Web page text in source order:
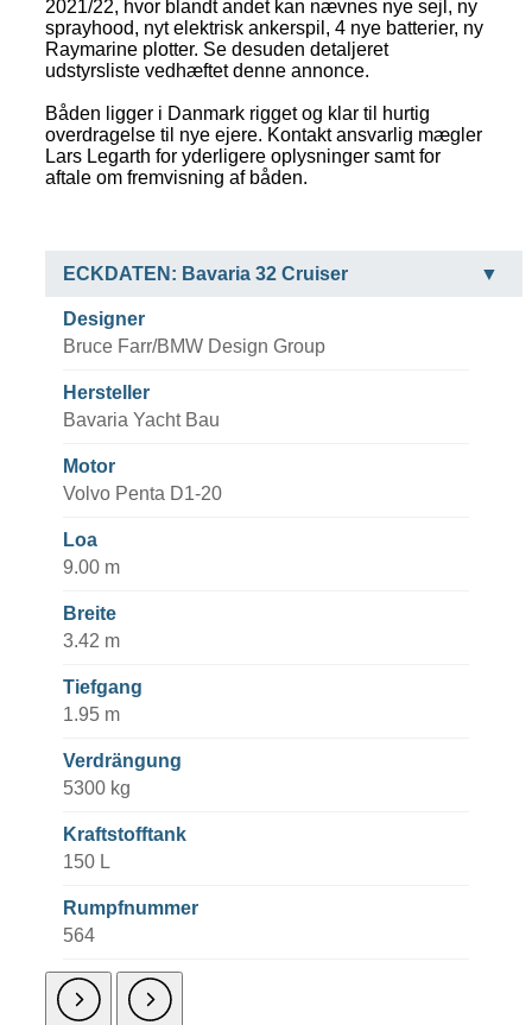
2021/22, hvor blandt andet kan nævnes nye sejl, ny
sprayhood, nyt elektrisk ankerspil, 4 nye batterier, ny
Raymarine plotter. Se desuden detaljeret
udstyrsliste vedhæftet denne annonce.
Båden ligger i Danmark rigget og klar til hurtig
overdragelse til nye ejere. Kontakt ansvarlig mægler
Lars Legarth for yderligere oplysninger samt for
aftale om fremvisning af båden.
ECKDATEN: Bavaria 32 Cruiser
Designer
Bruce Farr/BMW Design Group
Hersteller
Bavaria Yacht Bau
Motor
Volvo Penta D1-20
Loa
9.00 m
Breite
3.42 m
Tiefgang
1.95 m
Verdrängung
5300 kg
Kraftstofftank
150 L
Rumpfnummer
564